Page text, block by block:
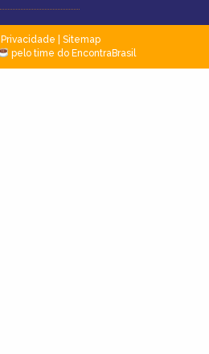
Privacidade
Sitemap
pelo time do EncontraBrasil